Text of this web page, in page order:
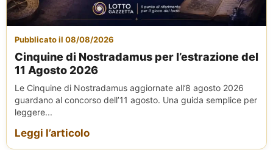
Pubblicato il 08/08/2026
Cinquine di Nostradamus per l’estrazione del
11 Agosto 2026
Le Cinquine di Nostradamus aggiornate all’8 agosto 2026
guardano al concorso dell’11 agosto. Una guida semplice per
leggere...
Leggi l’articolo